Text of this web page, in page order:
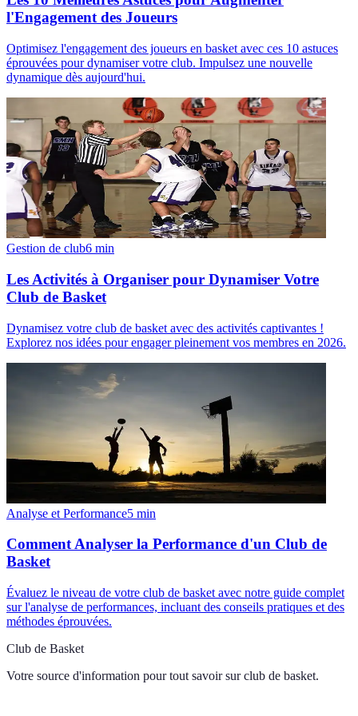
l'Engagement des Joueurs
Optimisez l'engagement des joueurs en basket avec ces 10 astuces
éprouvées pour dynamiser votre club. Impulsez une nouvelle
dynamique dès aujourd'hui.
Gestion de club6 min
Les Activités à Organiser pour Dynamiser Votre
Club de Basket
Dynamisez votre club de basket avec des activités captivantes !
Explorez nos idées pour engager pleinement vos membres en 2026.
Analyse et Performance5 min
Comment Analyser la Performance d'un Club de
Basket
Évaluez le niveau de votre club de basket avec notre guide complet
sur l'analyse de performances, incluant des conseils pratiques et des
méthodes éprouvées.
Club de Basket
Votre source d'information pour tout savoir sur club de basket.